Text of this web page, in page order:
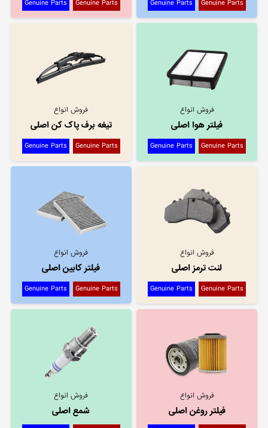
Genuine Parts
Genuine Parts
Genuine Parts
Genuine Parts
فروش انواع
فیلتر هوا اصلی
Genuine Parts
Genuine Parts
فروش انواع
تیغه برف پاک کن اصلی
Genuine Parts
Genuine Parts
فروش انواع
لنت ترمز اصلی
Genuine Parts
Genuine Parts
فروش انواع
فیلتر کابین اصلی
Genuine Parts
Genuine Parts
فروش انواع
فیلتر روغن اصلی
فروش انواع
شمع اصلی